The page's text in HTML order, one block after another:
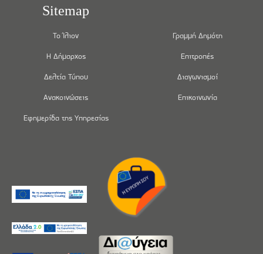
Sitemap
Το Ίλιον
Η Δήμαρχος
Δελτία Τύπου
Ανακοινώσεις
Εφημερίδα της Υπηρεσίας
Γραμμή Δημότη
Επιτροπές
Διαγωνισμοί
Επικοινωνία